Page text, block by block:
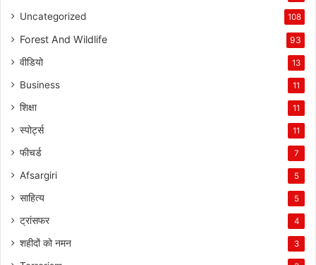
Uncategorized 108
Forest And Wildlife 93
वीडियो 13
Business 11
शिक्षा 11
स्पोर्ट्स 11
फीचर्ड 7
Afsargiri 5
साहित्य 5
ट्रांसफर 4
शहीदों को नमन 3